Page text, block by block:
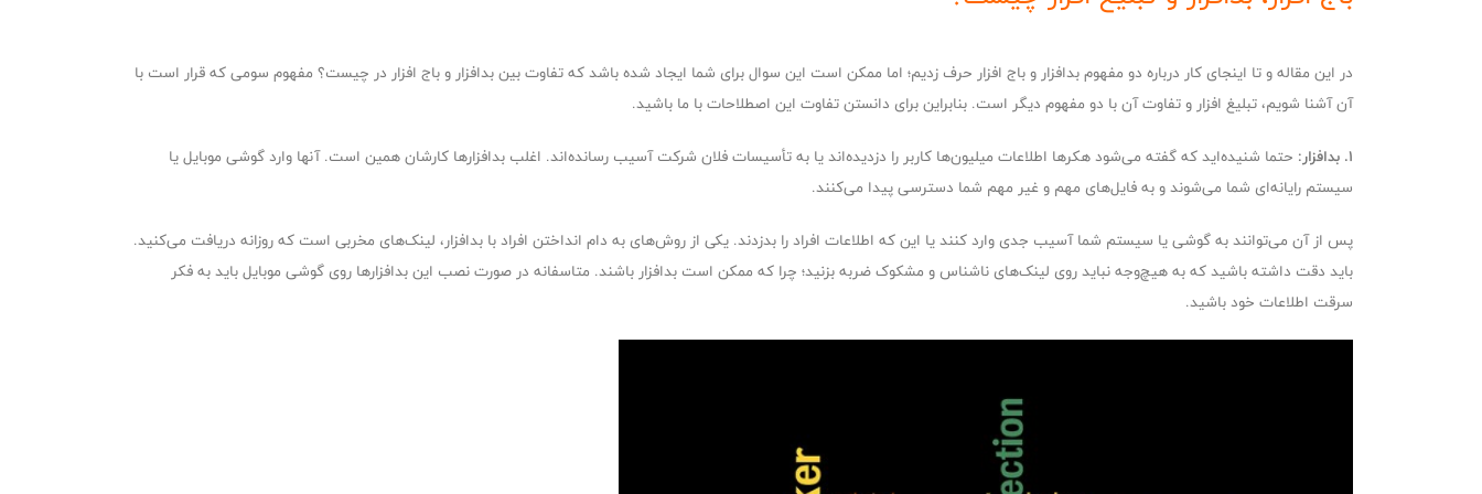
در این مقاله و تا اینجای کار درباره دو مفهوم بدافزار و باج افزار حرف زدیم؛ اما ممکن است این سوال برای شما ایجاد شده باشد که تفاوت بین بدافزار و باج افزار در چیست؟ مفهوم سومی که قرار است با
آن آشنا شویم، تبلیغ افزار و تفاوت آن با دو مفهوم دیگر است. بنابراین برای دانستن تفاوت این اصطلاحات با ما باشید.
۱. بدافزار:
حتما شنیده‌اید که گفته می‌شود هکرها اطلاعات میلیون‌ها کاربر را دزدیده‌اند یا به تأسیسات فلان شرکت آسیب رسانده‌اند. اغلب بدافزارها کارشان همین است. آنها وارد گوشی موبایل یا
سیستم رایانه‌ای شما می‌شوند و به فایل‌های مهم و غیر مهم شما دسترسی پیدا می‌کنند.
پس از آن می‌توانند به گوشی یا سیستم شما آسیب جدی وارد کنند یا این که اطلاعات افراد را بدزدند. یکی از روش‌های به دام انداختن افراد با بدافزار، لینک‌های مخربی است که روزانه دریافت می‌کنید.
باید دقت داشته باشید که به هیچ‌وجه نباید روی لینک‌های ناشناس و مشکوک ضربه بزنید؛ چرا که ممکن است بدافزار باشند. متاسفانه در صورت نصب این بدافزارها روی گوشی موبایل باید به فکر
سرقت اطلاعات خود باشید.